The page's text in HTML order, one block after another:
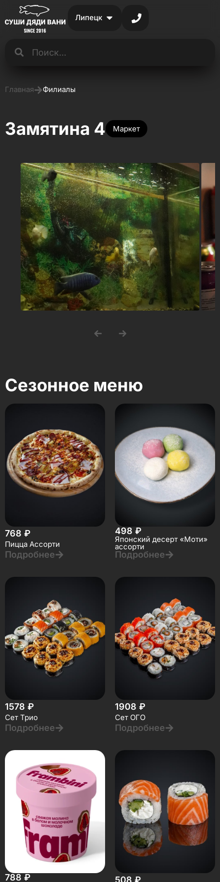
Липецк
Главная Филиалы
Замятина 4 Маркет
Сезонное меню
768 ₽
Пицца Ассорти
Подробнее
498 ₽
Японский десерт «Моти»
ассорти
Подробнее
1578 ₽
Сет Трио
Подробнее
1908 ₽
Сет ОГО
Подробнее
788 ₽ 508 ₽